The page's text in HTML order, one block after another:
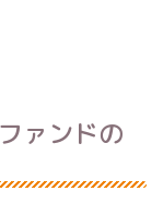
ァンドの